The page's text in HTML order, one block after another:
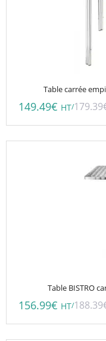
Table carrée
149.49€ HT/179.39
Table BISTRO
156.99€ HT/188.39